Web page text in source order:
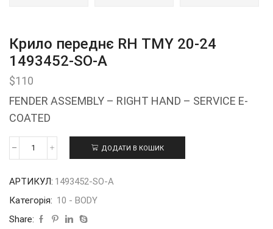
Крило переднє RH ТМY 20-24
1493452-SO-A
$110
FENDER ASSEMBLY – RIGHT HAND – SERVICE E-
COATED
Крило
ТМY
24
1493452-
ДОДАТИ В КОШИК
АРТИКУЛ: 1493452-SO-A
Категорія: 10 - BODY
Share: